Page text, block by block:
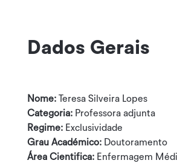
Dados Gerais
Nome:Teresa Silveira Lopes
Categoria:Professora adjunta
Regime:Exclusividade
Grau Académico:Doutoramento
Área Cientifica:Enfermagem